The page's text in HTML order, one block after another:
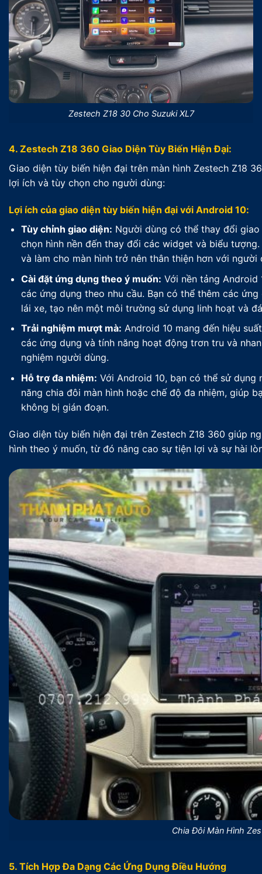
Zestech Z18 30 Cho Suzuki XL7
4. Zestech Z18 360 Giao Diện Tùy Biến Hiện Đại:
Giao diện tùy biến hiện đại trên màn hình Zestech Z18
lợi ích và tùy chọn cho người dùng:
Lợi ích của giao diện tùy biến hiện đại với Android 10:
Tùy chỉnh giao diện: Người dùng có thể thay đổi
chọn hình nền đến thay đổi các widget và biểu
và làm cho màn hình trở nên thân thiện hơn với người
Cài đặt ứng dụng theo ý muốn: Với nền tảng
các ứng dụng theo nhu cầu. Bạn có thể thêm các
lái xe, tạo nên một môi trường sử dụng linh hoạt và
Trải nghiệm mượt mà: Android 10 mang đến hiệu
các ứng dụng và tính năng hoạt động trơn tru và
nghiệm người dùng.
Hỗ trợ đa nhiệm: Với Android 10, bạn có thể sử
năng chia đôi màn hình hoặc chế độ đa nhiệm, giúp
không bị gián đoạn.
Giao diện tùy biến hiện đại trên Zestech Z18 360 giúp
hình theo ý muốn, từ đó nâng cao sự tiện lợi và sự hài
Chia Đôi Màn Hình
5. Tích Hợp Đa Dạng Các Ứng Dụng Điều Hướng